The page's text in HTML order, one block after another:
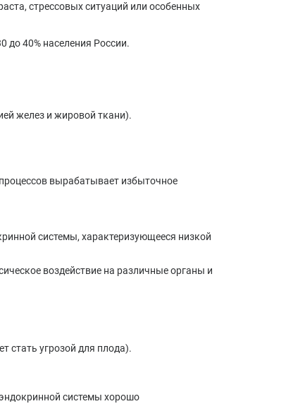
стрессовых ситуаций или особенных
до 40% населения России.
желез и жировой ткани).
вырабатывает избыточное
системы, характеризующееся низкой
воздействие на различные органы и
стать угрозой для плода).
системы хорошо